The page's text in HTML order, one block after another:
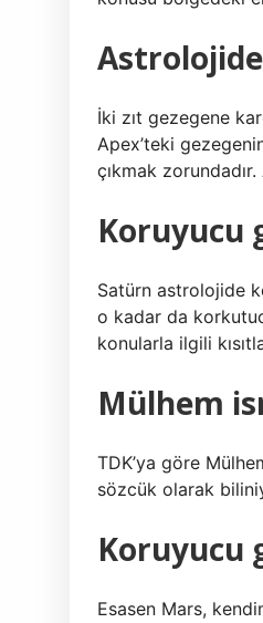
İki zıt gezegene
Apex’teki
çıkmak
Koruyucu
Satürn astrolojide
o kadar da
konularla ilgili
Mülhem
TDK’ya göre
sözcük olarak
Koruyucu
Esasen Mars,